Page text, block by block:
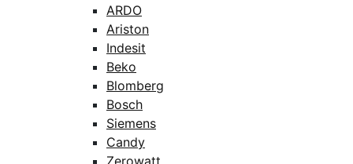
ARDO
Ariston
Indesit
Beko
Blomberg
Bosch
Siemens
Candy
Zerowatt